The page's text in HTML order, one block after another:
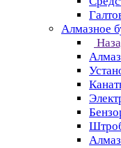
Алмазное